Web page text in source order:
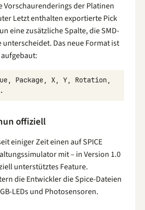
der Platinen
Letzt enthalten exportierte Pick
eine zusätzliche Spalte, die SMD-
unterscheidet. Das neue Format ist
, Package, X, Y, Rotation,
.
offiziell
einiger Zeit einen auf SPICE
mit – in Version 1.0
unterstütztes Feature.
die Entwickler die Spice-Dateien
LEDs und Photosensoren.